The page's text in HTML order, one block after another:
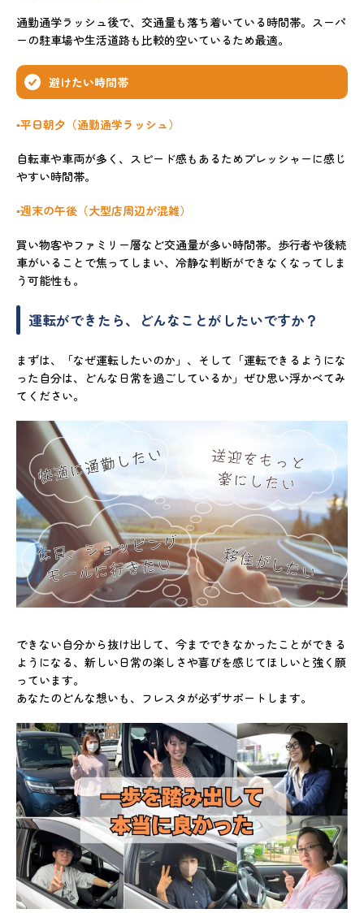
通勤通学ラッシュ後で、交通量も落ち着いている時間帯。スーパ
ーの駐車場や生活道路も比較的空いているため最適。
避けたい時間帯
▪️平日朝夕（通勤通学ラッシュ）
自転車や車両が多く、スピード感もあるためプレッシャーに感じ
やすい時間帯。
▪️週末の午後（大型店周辺が混雑）
買い物客やファミリー層など交通量が多い時間帯。歩行者や後続
車がいることで焦ってしまい、冷静な判断ができなくなってしま
う可能性も。
運転ができたら、どんなことがしたいですか？
まずは、「なぜ運転したいのか」、そして「運転できるようにな
った自分は、どんな日常を過ごしているか」ぜひ思い浮かべてみ
てください。
できない自分から抜け出して、今までできなかったことができる
ようになる、新しい日常の楽しさや喜びを感じてほしいと強く願
っています。
あなたのどんな想いも、フレスタが必ずサポートします。